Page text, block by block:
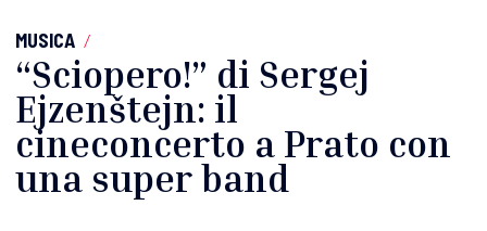
MUSICA /
“Sciopero!” di Sergej
Ejzenštejn: il
cineconcerto a Prato con
una super band